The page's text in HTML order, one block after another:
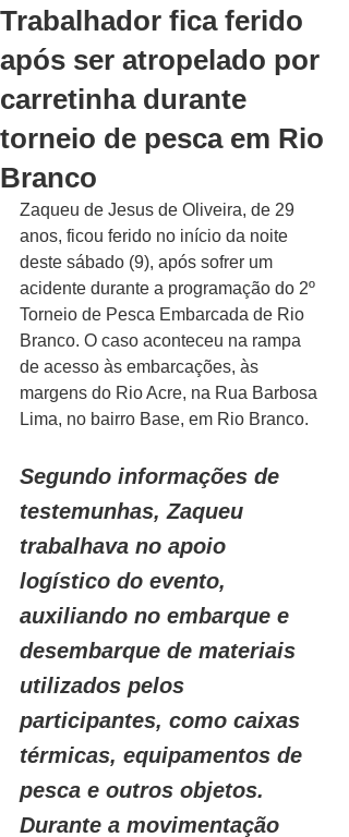
Trabalhador fica ferido
após ser atropelado por
carretinha durante
torneio de pesca em Rio
Branco
Zaqueu de Jesus de Oliveira, de 29
anos, ficou ferido no início da noite
deste sábado (9), após sofrer um
acidente durante a programação do 2º
Torneio de Pesca Embarcada de Rio
Branco. O caso aconteceu na rampa
de acesso às embarcações, às
margens do Rio Acre, na Rua Barbosa
Lima, no bairro Base, em Rio Branco.
Segundo informações de
testemunhas, Zaqueu
trabalhava no apoio
logístico do evento,
auxiliando no embarque e
desembarque de materiais
utilizados pelos
participantes, como caixas
térmicas, equipamentos de
pesca e outros objetos.
Durante a movimentação